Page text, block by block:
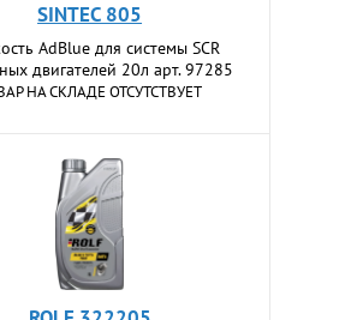
SINTEC 805
AdBlue для системы SCR
двигателей 20л арт. 97285
НА СКЛАДЕ ОТСУТСТВУЕТ